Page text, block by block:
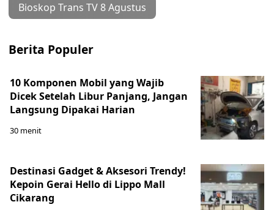
Bioskop Trans TV 8 Agustus
Berita Populer
10 Komponen Mobil yang Wajib
Dicek Setelah Libur Panjang, Jangan
Langsung Dipakai Harian
30 menit
Destinasi Gadget & Aksesori Trendy!
Kepoin Gerai Hello di Lippo Mall
Cikarang